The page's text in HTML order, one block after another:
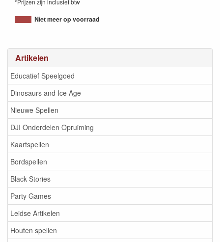
Artikelen
Educatief Speelgoed
Dinosaurs and Ice Age
Nieuwe Spellen
DJI Onderdelen Opruiming
Kaartspellen
Bordspellen
Black Stories
Party Games
Leidse Artikelen
Houten spellen
5407005150962
Niet meer op voorraad